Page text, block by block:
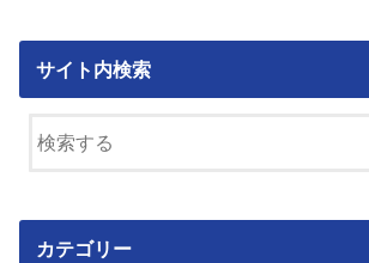
サイト内検索
カテゴリー